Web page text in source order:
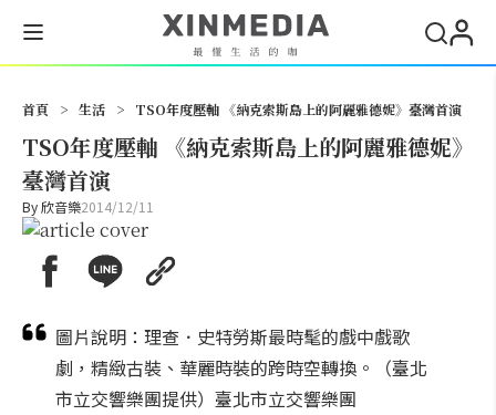
首頁 > 生活 > TSO年度壓軸 《納克索斯島上的阿麗雅德妮》臺灣首演
TSO年度壓軸 《納克索斯島上的阿麗雅德妮》
臺灣首演
By欣音樂2014/12/11
圖片說明：理查．史特勞斯最時髦的戲中戲歌
劇，精緻古裝、華麗時裝的跨時空轉換。（臺北
市立交響樂團提供）臺北市立交響樂團